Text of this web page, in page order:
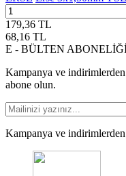
179,36 TL
68,16 TL
E - BÜLTEN
Kampanya ve
abone olun.
Kampanya ve